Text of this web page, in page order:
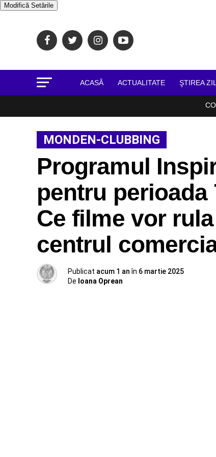
Modifică Setările
ACASĂ ACTUALITATE ŞTIREA
MONDEN-CLUBBING
Programul
pentru perioada
Ce filme vor
centrul
Publicat acum 1 an în 6 martie 2025
De Ioana Oprean